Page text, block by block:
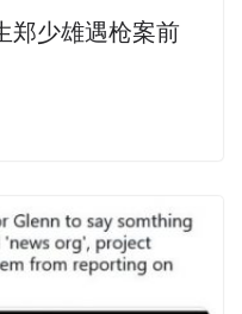
郑少雄遇枪案前